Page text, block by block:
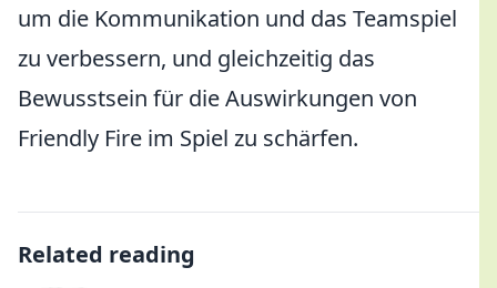
um die Kommunikation und das Teamspiel
zu verbessern, und gleichzeitig das
Bewusstsein für die Auswirkungen von
Friendly Fire im Spiel zu schärfen.
Related reading